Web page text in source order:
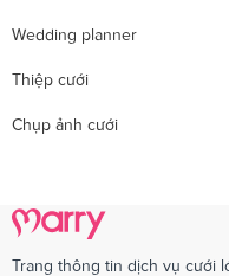
Wedding planner
Thiệp cưới
Chụp ảnh cưới
Trang thông tin dịch vụ cưới